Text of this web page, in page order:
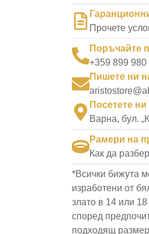
Прочете
Поръчайте
+359 899 980
Пишете ни
Посетете
Варна, бул.
Рамери на
Как да
*Всички бижута
изработени от
злато в 14 или
според
подходящ